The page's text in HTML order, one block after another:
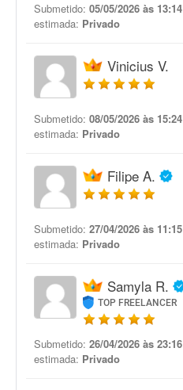
Submetido: 05/05/2026 às 13:14
estimada: Privado
Vinicius V.
Submetido: 08/05/2026 às 15:24
estimada: Privado
Filipe A.
Submetido: 27/04/2026 às 11:15
estimada: Privado
Samyla R.
TOP FREELANCER
Submetido: 26/04/2026 às 23:16
estimada: Privado